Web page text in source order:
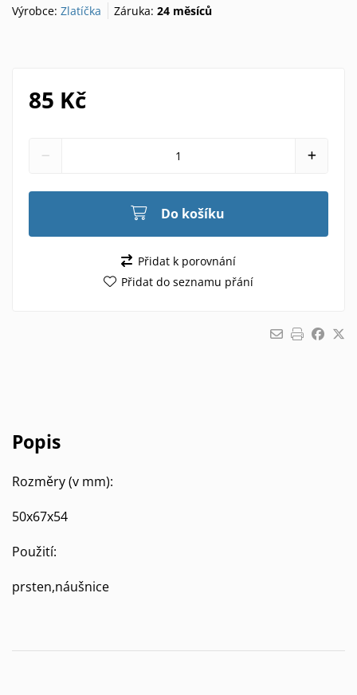
Výrobce: Zlatíčka Záruka:24 měsíců
85 Kč
Do košíku
Přidat k porovnání
Přidat do seznamu přání
Popis
Rozměry (v mm):
50x67x54
Použití:
prsten,náušnice